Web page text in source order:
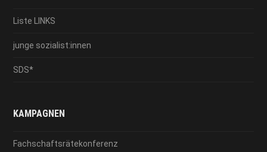
Liste LINKS
junge sozialist:innen
SDS*
KAMPAGNEN
Fachschaftsrätekonferenz